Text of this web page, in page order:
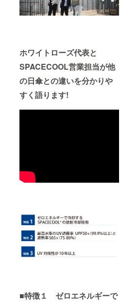
ホワイトローズ代表と
SPACECOOL営業担当が他
の日傘との違いを分かりや
すく語ります!
■特徴１ ゼロエネルギーで